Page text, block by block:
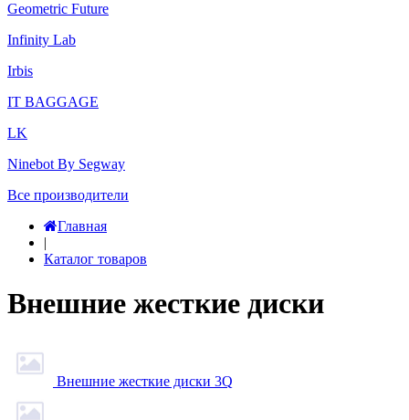
Geometric Future
Infinity Lab
Irbis
IT BAGGAGE
LK
Ninebot By Segway
Все производители
Главная
|
Каталог товаров
Внешние жесткие диски
Внешние жесткие диски 3Q